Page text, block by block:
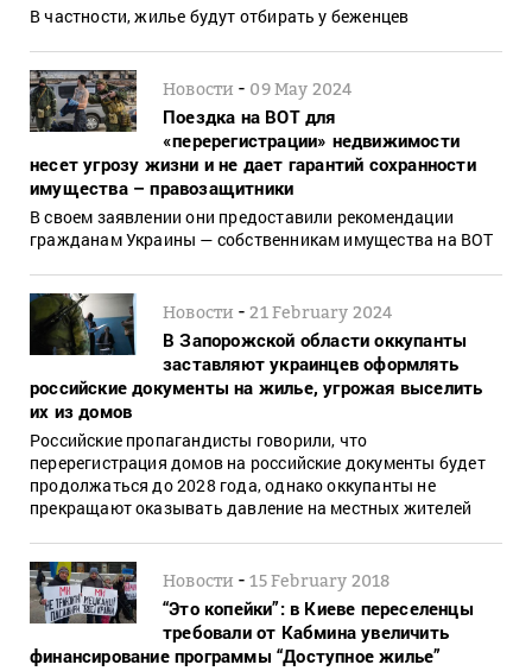
В частности, жилье будут отбирать у беженцев
Новости - 09 May 2024
Поездка на ВОТ для
«перерегистрации» недвижимости
несет угрозу жизни и не дает гарантий сохранности
имущества – правозащитники
В своем заявлении они предоставили рекомендации
гражданам Украины — собственникам имущества на ВОТ
Новости -21 February 2024
В Запорожской области оккупанты
заставляют украинцев оформлять
российские документы на жилье, угрожая выселить
их из домов
Российские пропагандисты говорили, что
перерегистрация домов на российские документы будет
продолжаться до 2028 года, однако оккупанты не
прекращают оказывать давление на местных жителей
Новости -15 February 2018
“Это копейки”: в Киеве переселенцы
требовали от Кабмина увеличить
финансирование программы “Доступное жилье”